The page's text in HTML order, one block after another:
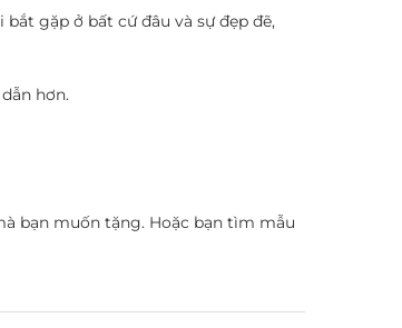
gặp ở bất cứ đâu và sự đẹp đẽ,
hơn.
bạn muốn tặng. Hoặc bạn tìm mẫu